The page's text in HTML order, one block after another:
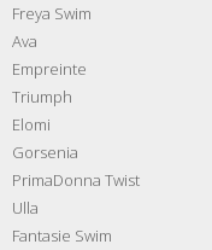
Freya Swim
Ava
Empreinte
Triumph
Elomi
Gorsenia
PrimaDonna Twist
Ulla
Fantasie Swim